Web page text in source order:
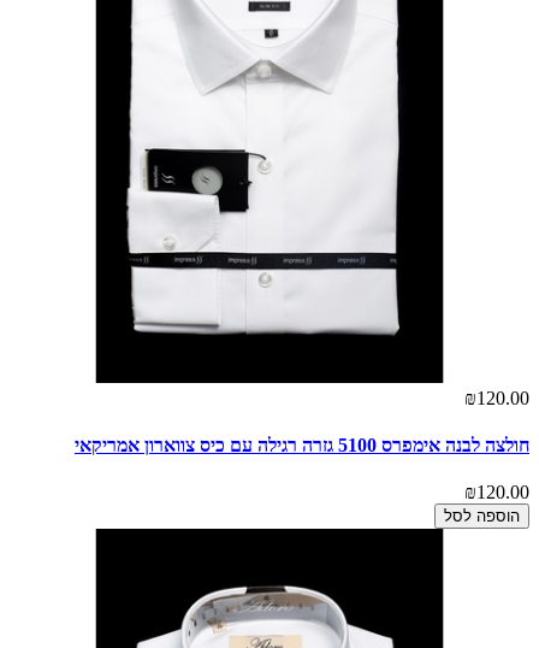
₪120.00
חולצה לבנה אימפרס 5100 גזרה רגילה עם כיס צווארון אמריקאי
₪120.00
הוספה לסל